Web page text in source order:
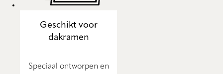
Geschikt voor
dakramen
Speciaal ontworpen en